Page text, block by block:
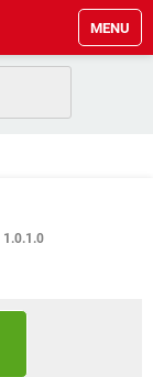
MENU
1.0.1.0